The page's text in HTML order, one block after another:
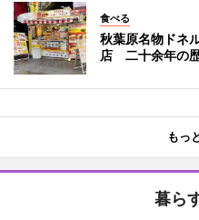
食べる
秋葉原名物ドネ
店 二十余年の
もっ
暮ら